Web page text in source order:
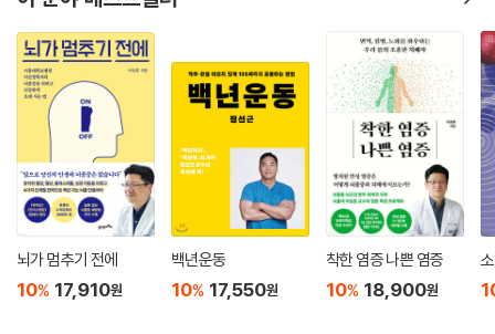
치매를 예방하고 건강하게 두뇌를 발전시키기 위해서는 꾸준한 훈련을 통
해 두뇌세포를 활성화하고, 바른 휴식법으로 두뇌능력을 강화하는 것이 중
요하다. 그리고 이러한 훈련에 앞서 무엇보다 중요한 것은 하루하루 건강
하게 변화하는 두뇌를 생각하며 즐거운 마음으로 훈련과 휴식을 지속하는
것이다. 이러한 즐거운 마음은, 언제 나에게 올지 모를 치매에 대비하기 위
해 노력한다는 마음가짐보다 훨씬 강력한 치유 효과를 발휘한다. 이 책은
치매 예방의 핵심이 되는 두 가지, 두뇌 훈련(게임)과 두뇌 휴식(명상)을
중점으로 프로그램을 구성하여 두뇌개발 효과가 극대화될 수 있도록 하였
다.
첫 번째, 재밌는 두뇌 게임으로 이루어진 두뇌 훈련은, 반복과 집중을 통해
뇌에 건강한 자극을 줌으로써 신경세포의 기능을 향상하고, 세포 간 연결
뇌가 멈추기 전에
10% 17,910원
백년운동
10% 17,550원
착한 염증 나쁜 염증
10% 18,900원